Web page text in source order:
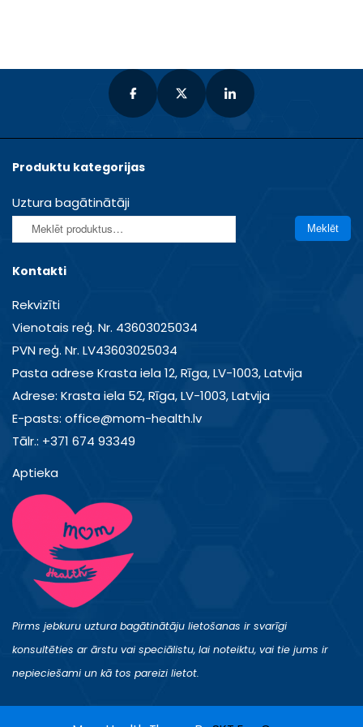
Produktu kategorijas
Uztura bagātinātāji
Meklēt:
Meklēt
Kontakti
Rekvizīti
Vienotais reģ. Nr. 43603025034
PVN reģ. Nr. LV43603025034
Pasta adrese Krasta iela 12, Rīga, LV-1003, Latvija
Adrese: Krasta iela 52, Rīga, LV-1003, Latvija
E-pasts: office@mom-health.lv
Tālr.: +371 674 93349
Aptieka
Pirms jebkuru uztura bagātinātāju lietošanas ir svarīgi
konsultēties ar ārstu vai speciālistu, lai noteiktu, vai tie jums ir
nepieciešami un kā tos pareizi lietot.